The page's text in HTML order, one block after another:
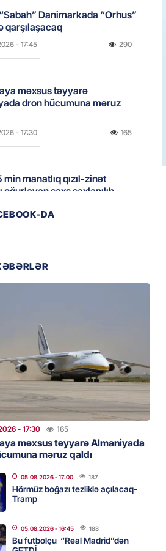
Danimarkada “Orhus”
qarşılaşacaq
- 17:45 290
məxsus təyyarə
dron hücumuna məruz
- 17:30 165
min manatlıq qızıl-zinət
oğurlayan şəxs saxlanılıb
- 17:00
həcmini üç dəfəyə yaxın
- 16:59 187
“Real Madrid”dən GETDİ
- 16:45 188
nin ilk qadın generalı oldu
- 16:30 190
və universitetlərə yaxın ev
diqqətinə: Kirayə
DA
- 17:30 165
məxsus təyyarə Almaniyada
məruz qaldı
05.08.2026- 17:00 187
Hörmüz boğazı tezliklə açılacaq-
Tramp
05.08.2026- 16:45 188
Bu futbolçu “Real Madrid”dən